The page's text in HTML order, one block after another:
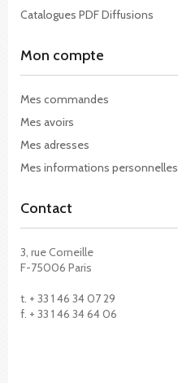
Catalogues PDF Diffusions
Mon compte
Mes commandes
Mes avoirs
Mes adresses
Mes informations personnelles
Contact
3, rue Corneille
F-75006 Paris
t. + 33 1 46 34 07 29
f. + 33 1 46 34 64 06